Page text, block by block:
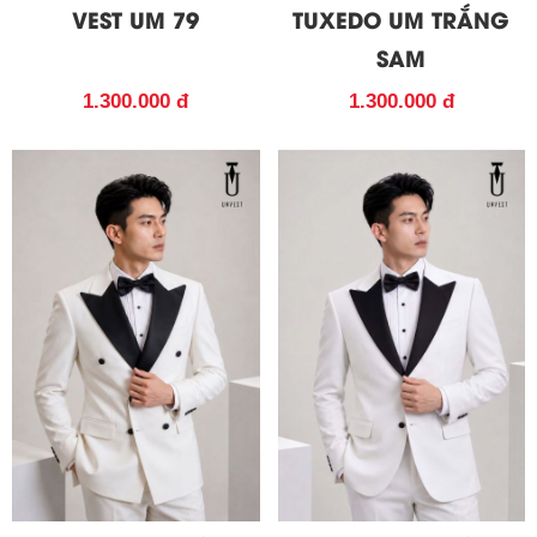
VEST UM 79
1.300.000 đ
TUXEDO UM TRẮNG
SAM
1.300.000 đ